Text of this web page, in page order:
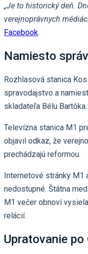
„Je to historický deň.
verejnoprávnych
Facebook.
Namiesto
Rozhlasová stanica
spravodajstvo a
skladateľa Bélu Bartóka.
Televízna stanica M1
objavil odkaz, že
prechádzajú reformou.
Internetové stránky M1
nedostupné. Štátna
M1 večer obnoví
relácií.
Upratovanie po